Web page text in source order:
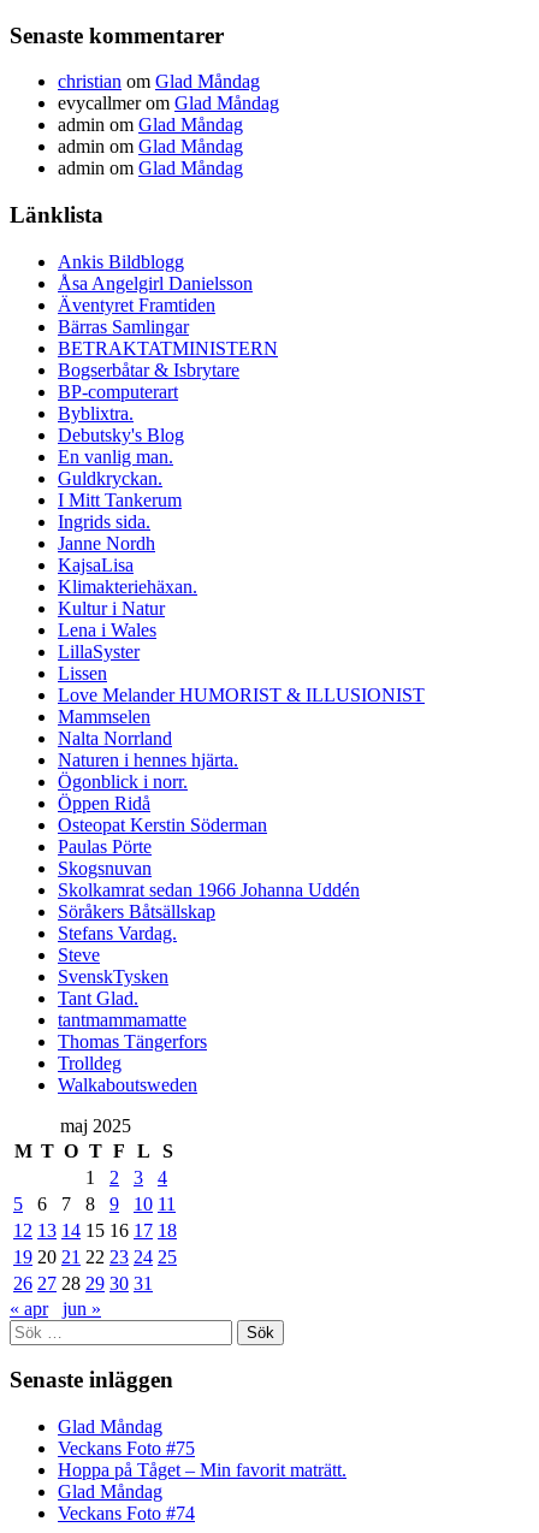
Senaste kommentarer
christian om Glad Måndag
evycallmerom Glad Måndag
admin om Glad Måndag
admin om Glad Måndag
admin om Glad Måndag
Länklista
Ankis Bildblogg
Åsa Angelgirl Danielsson
Äventyret Framtiden
Bärras Samlingar
BETRAKTATMINISTERN
Bogserbåtar & Isbrytare
BP-computerart
Byblixtra.
Debutsky's Blog
En vanlig man.
Guldkryckan.
I Mitt Tankerum
Ingrids sida.
Janne Nordh
KajsaLisa
Klimakteriehäxan.
Kultur i Natur
Lena i Wales
LillaSyster
Lissen
Love Melander HUMORIST & ILLUSIONIST
Mammselen
Nalta Norrland
Naturen i hennes hjärta.
Ögonblick i norr.
Öppen Ridå
Osteopat Kerstin Söderman
Paulas Pörte
Skogsnuvan
Skolkamrat sedan 1966 Johanna Uddén
Söråkers Båtsällskap
Stefans Vardag.
Steve
SvenskTysken
Tant Glad.
tantmammamatte
Thomas Tängerfors
Trolldeg
Walkaboutsweden
maj 2025
M T O T F L
S
1
2 3
4
5
6 7 8 9 10 11
12 13 14 15 16 17 18
19 20 21 22 23 24 25
26 27 28 29 30 31
« apr
jun »
Sök
efter:
Senaste inläggen
Glad Måndag
Veckans Foto #75
Hoppa på Tåget – Min favorit maträtt.
Glad Måndag
Veckans Foto #74